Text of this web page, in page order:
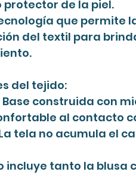
protector de la piel.
que permite
del textil para
del tejido:
Base construida con
al contacto
tela no acumula el
incluye tanto la blusa